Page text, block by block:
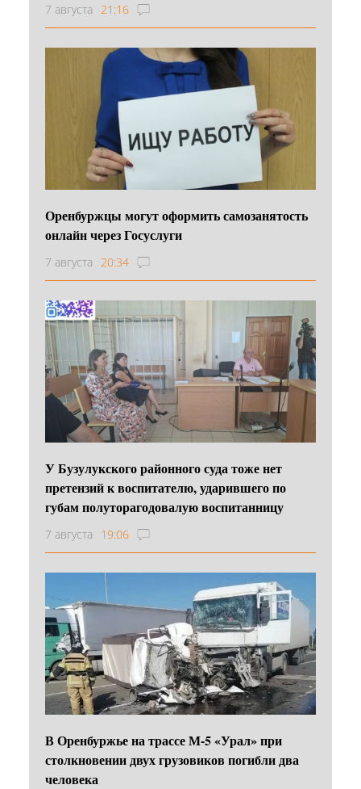
7 августа 21:16
Оренбуржцы могут оформить самозанятость
онлайн через Госуслуги
7 августа 20:34
У Бузулукского районного суда тоже нет
претензий к воспитателю, ударившего по
губам полуторагодовалую воспитанницу
7 августа 19:06
В Оренбуржье на трассе М-5 «Урал» при
столкновении двух грузовиков погибли два
человека